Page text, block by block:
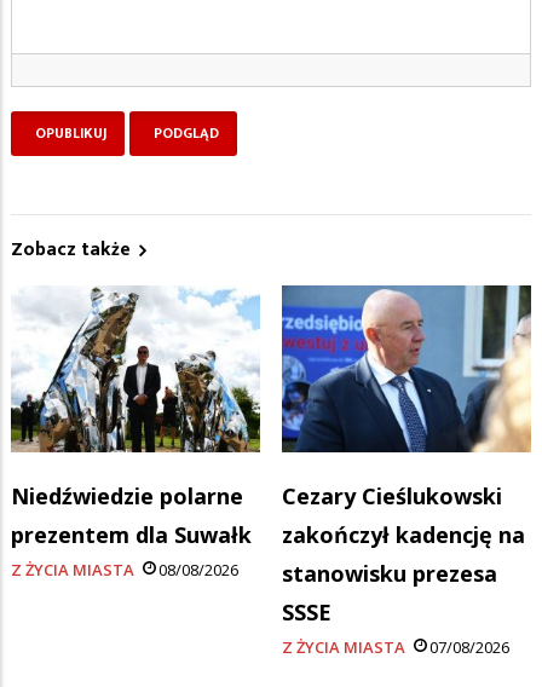
Zobacz także
Niedźwiedzie polarne
prezentem dla Suwałk
Z ŻYCIA MIASTA 08/08/2026
Cezary Cieślukowski
zakończył kadencję na
stanowisku prezesa
SSSE
Z ŻYCIA MIASTA 07/08/2026